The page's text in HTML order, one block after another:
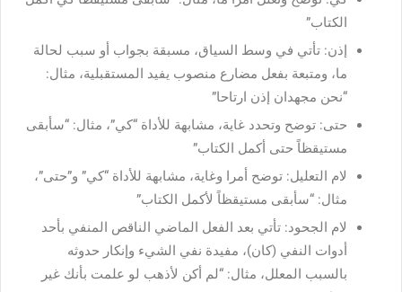
الكتاب”
إذن: تأتي في وسط السياق، مسبقة بجواب أو سبب لحالة
ما، ومتبعة بفعل مضارع منصوب يفيد المستقبلية، مثال:
“نحن مجهدان إذن ارتاحا”
حتى: توضح وتحدد غاية، مشابهة للأداة “كي”، مثال: “سأبقى
مستيقظاً حتى أكمل الكتاب”
لام التعليل: توضح أمرا وغاية، مشابهة للأداة “كي” و”حتى”،
مثال: “سأبقى مستيقظاً لأكمل الكتاب”
لام الجحود: تأتي بعد الفعل الماضي الناقص المنفي بأحد
أدوات النفي (كان)، مفيدة نفي الشيء وإنكار حدوثه
بالسبب المعلل، مثال: “لم أكن لأذهب لو علمت بأنك غير